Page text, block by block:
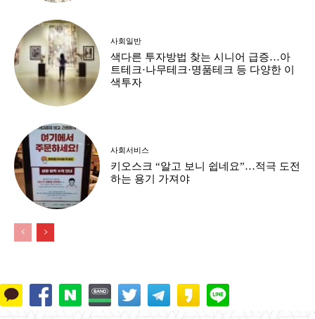
사회일반
색다른 투자방법 찾는 시니어 급증…아
트테크·나무테크·명품테크 등 다양한 이
색투자
사회서비스
키오스크 “알고 보니 쉽네요”…적극 도전
하는 용기 가져야